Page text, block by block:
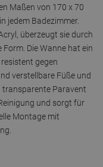
Maßen von 170 x 70
jedem Badezimmer.
überzeugt sie durch
Die Wanne hat ein
gegen
verstellbare Füße und
transparente Paravent
und sorgt für
Montage mit